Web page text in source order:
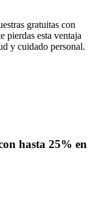
gratuitas con
pierdas esta ventaja
y cuidado personal.
hasta 25% en